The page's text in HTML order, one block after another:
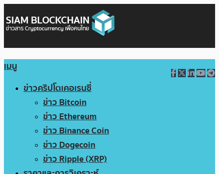
เมนู
ข่าวคริปโตเคอเรนซี่
ข่าว Bitcoin
ข่าว Ethereum
ข่าว Binance Coin
ข่าว Dogecoin
ข่าว Ripple (XRP)